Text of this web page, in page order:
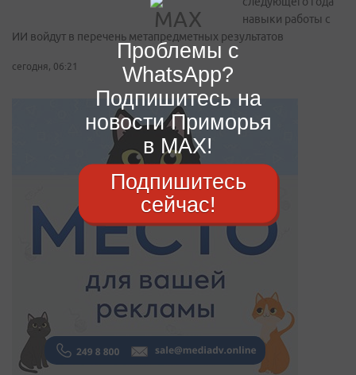
навыки работы с
ИИ войдут в перечень метапредметных результатов
сегодня, 06:21
Проблемы с
WhatsApp?
Подпишитесь на
новости Приморья
в MAX!
Подпишитесь
сейчас!